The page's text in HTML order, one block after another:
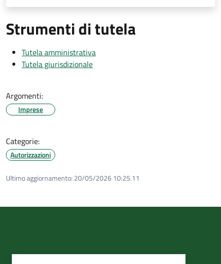
Strumenti di tutela
Tutela amministrativa
Tutela giurisdizionale
Argomenti:
Imprese
Categorie:
Autorizzazioni
Ultimo aggiornamento: 20/05/2026 10:25.11